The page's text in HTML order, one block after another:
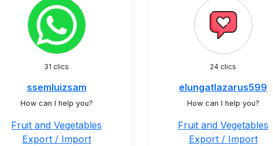
31 clics
ssemluizsam
How can I help you?
Fruit and Vegetables
Export / Import
24 clics
elungatlazarus599
How can I help you?
Fruit and Vegetables
Export / Import